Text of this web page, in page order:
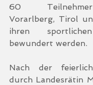
60
Vorarlberg, Tirol
ihren
bewundert werden.
Nach der
durch Landesrätin